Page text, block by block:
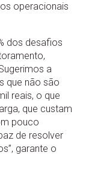
operacionais
dos desafios
a
que não são
reais, o que
que custam
pouco
de resolver
garante o